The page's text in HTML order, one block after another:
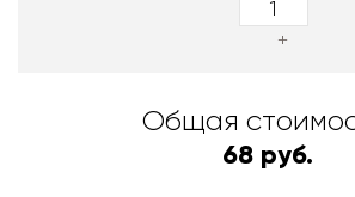
+
Общая
68 руб.